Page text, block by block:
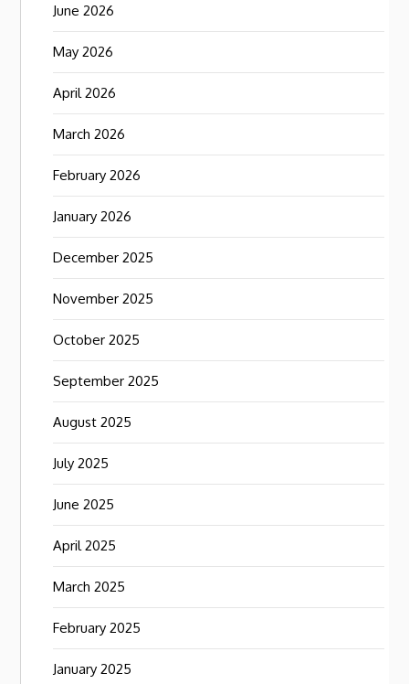
June 2026
May 2026
April 2026
March 2026
February 2026
January 2026
December 2025
November 2025
October 2025
September 2025
August 2025
July 2025
June 2025
April 2025
March 2025
February 2025
January 2025